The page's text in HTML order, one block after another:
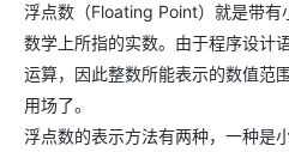
浮点数（Floating Point）就是带有
数学上所指的实数。由于程序设计
运算，因此整数所能表示的数值范
用场了。
浮点数的表示方法有两种，一种是